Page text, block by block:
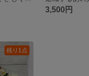
3,500円
残り1点